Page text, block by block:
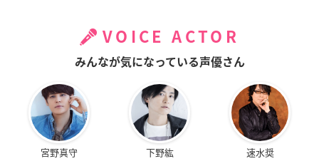
VOICE ACTOR
みんなが気になっている声優さん
宮野真守 下野紘 速水奨